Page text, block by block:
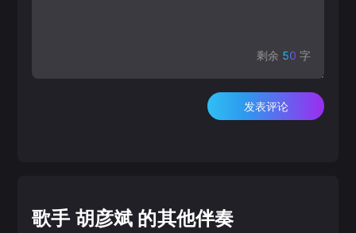
剩余 50 字
发表评论
歌手 胡彦斌 的其他伴奏